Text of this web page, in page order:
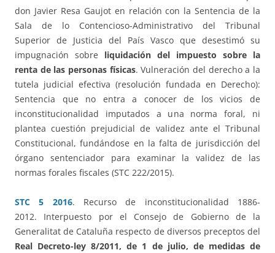
don Javier Resa Gaujot en relación con la Sentencia de la
Sala de lo Contencioso-Administrativo del Tribunal
Superior de Justicia del País Vasco que desestimó su
impugnación sobre liquidación del impuesto sobre la
renta de las personas físicas. Vulneración del derecho a la
tutela judicial efectiva (resolución fundada en Derecho):
Sentencia que no entra a conocer de los vicios de
inconstitucionalidad imputados a una norma foral, ni
plantea cuestión prejudicial de validez ante el Tribunal
Constitucional, fundándose en la falta de jurisdicción del
órgano sentenciador para examinar la validez de las
normas forales fiscales (STC 222/2015).
STC 5 2016. Recurso de inconstitucionalidad 1886-
2012. Interpuesto por el Consejo de Gobierno de la
Generalitat de Cataluña respecto de diversos preceptos del
Real Decreto-ley 8/2011, de 1 de julio, de medidas de